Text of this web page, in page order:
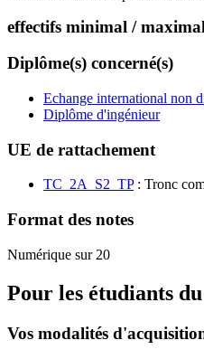
effectifs minimal /
Diplôme(s) concerné(s)
Echange international non
Diplôme d'ingénieur
UE de rattachement
TC_2A_S2_TP: Tronc
Format des notes
Numérique sur 20
Pour les étudiants
Vos modalités